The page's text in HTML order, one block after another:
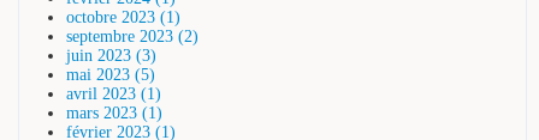
octobre 2023 (1)
septembre 2023 (2)
juin 2023 (3)
mai 2023 (5)
avril 2023 (1)
mars 2023 (1)
février 2023 (1)